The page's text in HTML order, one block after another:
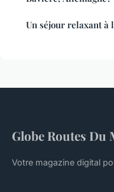
Un séjour relaxant à
Globe Routes Du
Votre magazine digital